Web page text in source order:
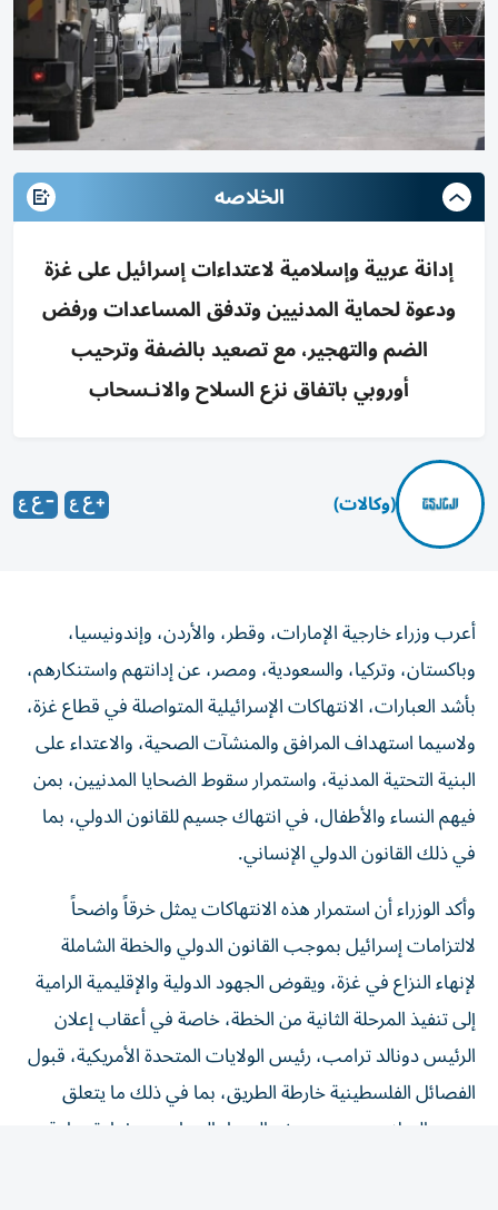
الخلاصه
إدانة عربية وإسلامية لاعتداءات إسرائيل على غزة
ودعوة لحماية المدنيين وتدفق المساعدات ورفض
الضم والتهجير، مع تصعيد بالضفة وترحيب
أوروبي باتفاق نزع السلاح والانـسحاب
(وكالات)
أعرب وزراء خارجية الإمارات، وقطر، والأردن، وإندونيسيا،
وباكستان، وتركيا، والسعودية، ومصر، عن إدانتهم واستنكارهم،
بأشد العبارات، الانتهاكات الإسرائيلية المتواصلة في قطاع غزة،
ولاسيما استهداف المرافق والمنشآت الصحية، والاعتداء على
البنية التحتية المدنية، واستمرار سقوط الضحايا المدنيين، بمن
فيهم النساء والأطفال، في انتهاك جسيم للقانون الدولي، بما
في ذلك القانون الدولي الإنساني.
وأكد الوزراء أن استمرار هذه الانتهاكات يمثل خرقاً واضحاً
لالتزامات إسرائيل بموجب القانون الدولي والخطة الشاملة
لإنهاء النزاع في غزة، ويقوض الجهود الدولية والإقليمية الرامية
إلى تنفيذ المرحلة الثانية من الخطة، خاصة في أعقاب إعلان
الرئيس دونالد ترامب، رئيس الولايات المتحدة الأمريكية، قبول
الفصائل الفلسطينية خارطة الطريق، بما في ذلك ما يتعلق
بحصر السلاح، ويهدد بنسف المسار السياسي، وإعادة دوامة